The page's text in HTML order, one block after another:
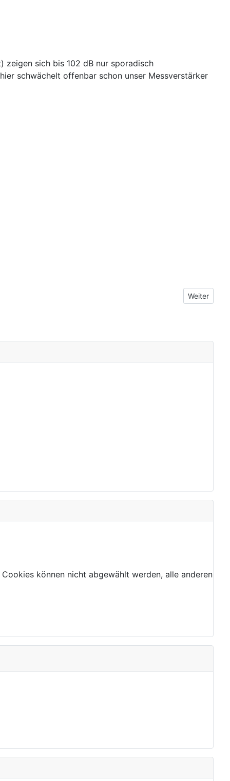
zeigen sich bis 102 dB nur sporadisch
schwächelt offenbar schon unser Messverstärker
Nächster
Weiter
können nicht abgewählt werden, alle anderen